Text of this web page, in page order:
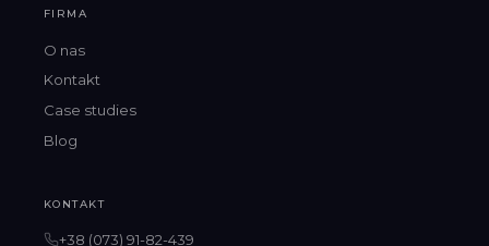
FIRMA
O nas
Kontakt
Case studies
Blog
KONTAKT
+38 (073) 91-82-439